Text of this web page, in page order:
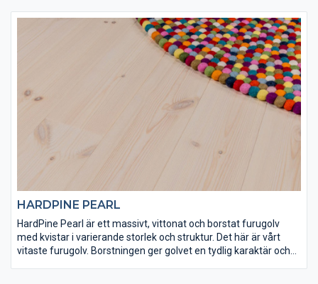
att få rätt finish och slitstyrka. Det här är ett golv som är
lämpligt både för tuff hemmiljö och offentliga lokaler.
HARDPINE PEARL
HardPine Pearl är ett massivt, vittonat och borstat furugolv
med kvistar i varierande storlek och struktur. Det här är vårt
vitaste furugolv. Borstningen ger golvet en tydlig karaktär och